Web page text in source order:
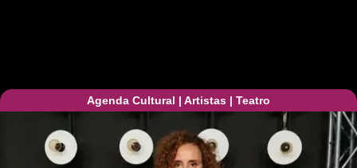
Agenda Cultural | Artistas | Teatro